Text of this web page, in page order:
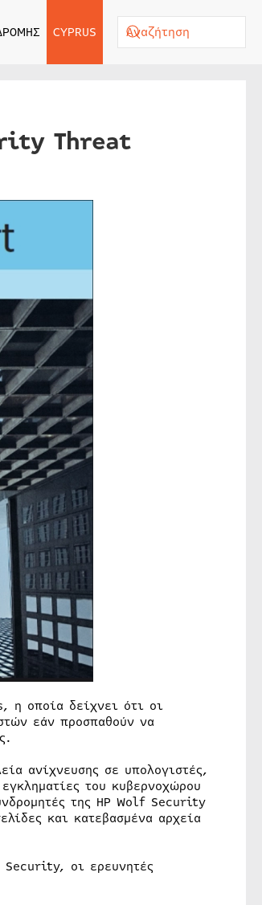
CYPRUS
Threat
η οποία δείχνει ότι οι
εάν προσπαθούν να
ανίχνευσης σε υπολογιστές,
του κυβερνοχώρου
της HP Wolf Security
και κατεβασμένα αρχεία
Security, οι ερευνητές